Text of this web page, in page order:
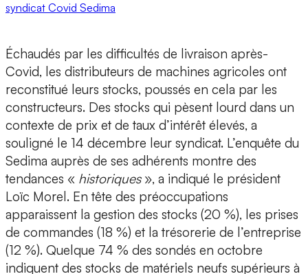
syndicat Covid Sedima
Échaudés par les difficultés de livraison après-
Covid, les distributeurs de machines agricoles ont
reconstitué leurs stocks, poussés en cela par les
constructeurs. Des stocks qui pèsent lourd dans un
contexte de prix et de taux d’intérêt élevés, a
souligné le 14 décembre leur syndicat. L’enquête du
Sedima auprès de ses adhérents montre des
tendances « historiques», a indiqué le président
Loïc Morel. En tête des préoccupations
apparaissent la gestion des stocks (20 %), les prises
de commandes (18 %) et la trésorerie de l’entreprise
(12 %). Quelque 74 % des sondés en octobre
indiquent des stocks de matériels neufs supérieurs à